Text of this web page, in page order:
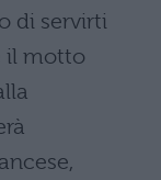
di servirti
il motto